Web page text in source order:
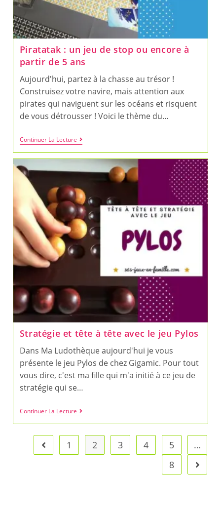
Piratatak : un jeu de stop ou encore à
partir de 5 ans
Aujourd'hui, partez à la chasse au trésor !
Construisez votre navire, mais attention aux
pirates qui naviguent sur les océans et risquent
de vous détrousser ! Voici le thème du…
Continuer La LecturePiratatak
:
Un
De
Ou
Encore
À
Partir
De
5
Ans
Stratégie et tête à tête avec le jeu Pylos
Dans Ma Ludothèque aujourd'hui je vous
présente le jeu Pylos de chez Gigamic. Pour tout
vous dire, c'est ma fille qui m'a initié à ce jeu de
stratégie qui se…
Continuer La LectureStratégie
Et
Tête
À
Go to the previous page
1 2 3 4 5
…
8
Aller à